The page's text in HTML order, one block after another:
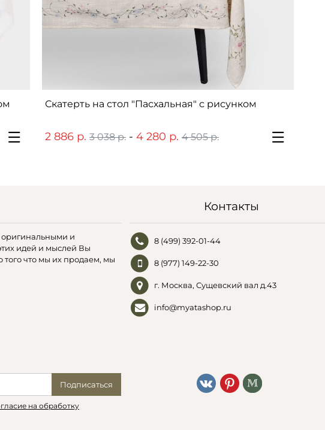
Скатерть на стол "Пасхальная" с рисунком
2 886 р. 3 038 р. -4 280 р. 4 505 р.
и
идей и мыслей Вы
того что мы их продаем, мы
Подписаться
на обработку
Контакты
8 (499) 392-01-44
8 (977) 149-22-30
г. Москва, Сущевский вал д.43
info@myatashop.ru